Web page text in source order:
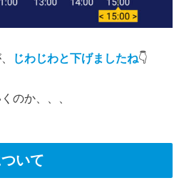
じわじわと下げましたね👇
のか、、、
いて